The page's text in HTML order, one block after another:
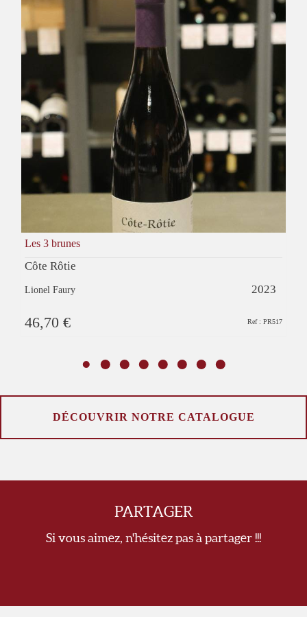
Les 3 brunes
Côte Rôtie
Lionel Faury 2023
46,70 € Ref : PR517
DÉCOUVRIR NOTRE CATALOGUE
PARTAGER
Si vous aimez, n'hésitez pas à partager !!!